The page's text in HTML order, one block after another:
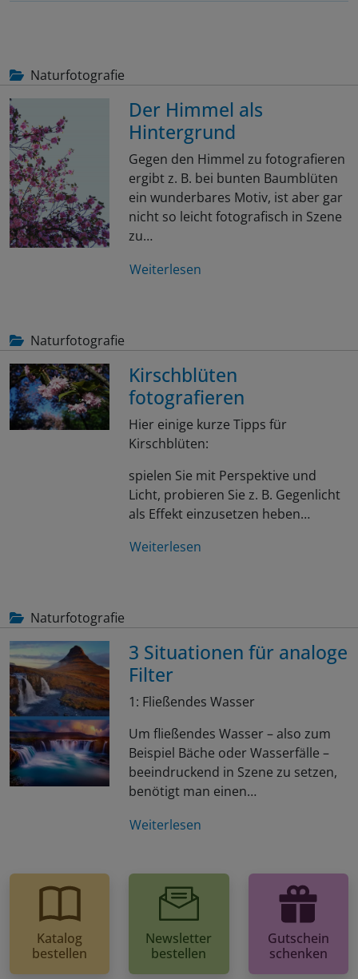
Naturfotografie
Der Himmel als
Hintergrund
Gegen den Himmel zu fotografieren
ergibt z. B. bei bunten Baumblüten
ein wunderbares Motiv, ist aber gar
nicht so leicht fotografisch in Szene
zu…
Weiterlesen
Naturfotografie
Kirschblüten
fotografieren
Hier einige kurze Tipps für
Kirschblüten:
spielen Sie mit Perspektive und
Licht, probieren Sie z. B. Gegenlicht
als Effekt einzusetzen heben…
Weiterlesen
Naturfotografie
3 Situationen für analoge
Filter
1: Fließendes Wasser
Um fließendes Wasser – also zum
Beispiel Bäche oder Wasserfälle –
beeindruckend in Szene zu setzen,
benötigt man einen…
Weiterlesen
Katalog
bestellen
Newsletter
bestellen
Gutschein
schenken